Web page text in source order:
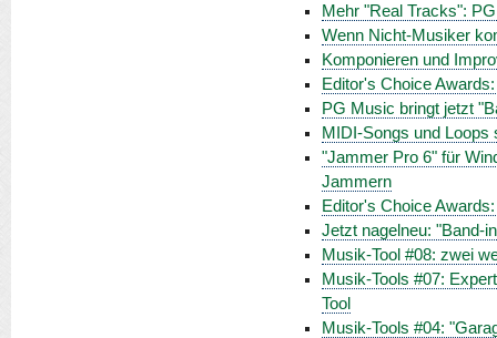
Mehr "Real Tracks":
Wenn Nicht-Musiker
Komponieren und
Editor's Choice
PG Music bringt jetzt
MIDI-Songs und Loops
"Jammer Pro 6" für
Jammern
Editor's Choice
Jetzt nagelneu: "Band-
Musik-Tool #08: zwei
Musik-Tools #07:
Tool
Musik-Tools #04: